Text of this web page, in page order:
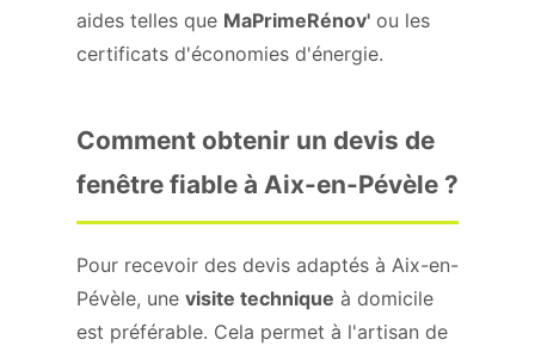
aides telles que MaPrimeRénov' ou les
certificats d'économies d'énergie.
Comment obtenir un devis de
fenêtre fiable à Aix-en-Pévèle ?
Pour recevoir des devis adaptés à Aix-en-
Pévèle, une visite technique à domicile
est préférable. Cela permet à l'artisan de